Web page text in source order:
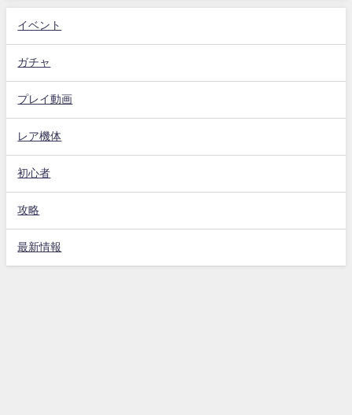
イベント
ガチャ
プレイ動画
レア機体
初心者
攻略
最新情報